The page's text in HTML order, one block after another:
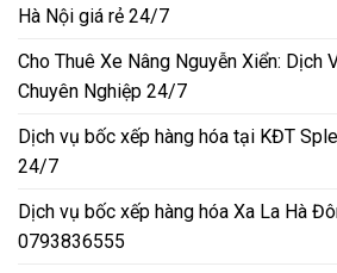
Hà Nội giá rẻ 24/7
Cho Thuê Xe Nâng Nguyễn Xiển: Dịch
Chuyên Nghiệp 24/7
Dịch vụ bốc xếp hàng hóa tại KĐT
24/7
Dịch vụ bốc xếp hàng hóa Xa La Hà
0793836555